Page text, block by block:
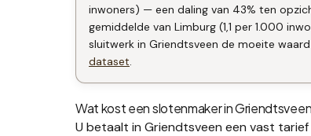
inwoners) — een daling van 43% ten
gemiddelde van Limburg (1,1 per 1.000
sluitwerk in Griendtsveen de moeite waard
dataset.
Wat kost een slotenmaker in
U betaalt in Griendtsveen een vast